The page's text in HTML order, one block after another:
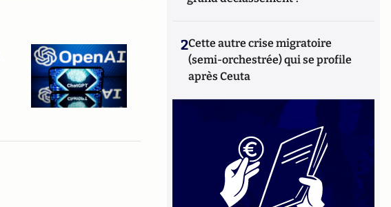
2Cette autre crise migratoire
(semi-orchestrée) qui se profile
après Ceuta